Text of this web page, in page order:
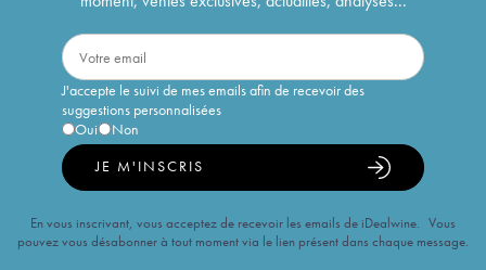
J'accepte le suivi de mes emails afin de recevoir des
suggestions personnalisées
Oui
Non
JE M'INSCRIS
En vous inscrivant, vous acceptez de recevoir les emails de iDealwine. Vous
pouvez vous désabonner à tout moment via le lien présent dans chaque message.